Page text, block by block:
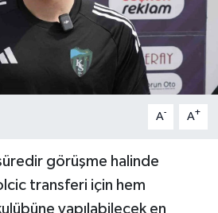
A- A+
görüşme halinde
transferi için hem
yapılabilecek en